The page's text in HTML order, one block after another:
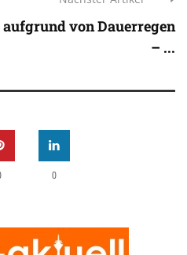
von Dauerregen
– ...
0